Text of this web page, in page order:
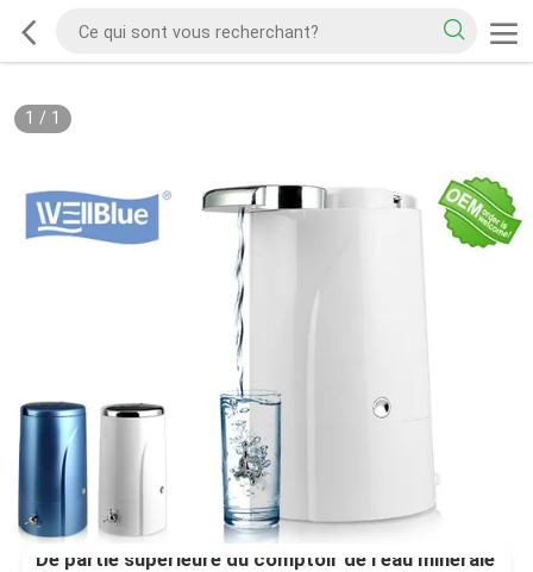
1 / 1
De partie supérieure du comptoir de l'eau minérale